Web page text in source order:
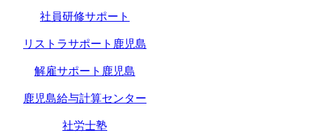
社員研修サポート
リストラサポート鹿児島
解雇サポート鹿児島
鹿児島給与計算センター
社労士塾